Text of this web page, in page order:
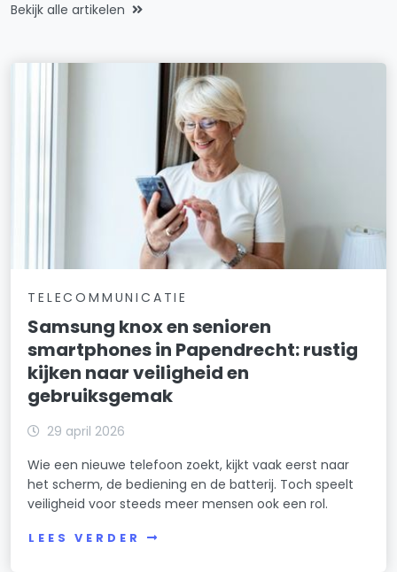
Bekijk alle artikelen
TELECOMMUNICATIE
Samsung knox en senioren
smartphones in Papendrecht: rustig
kijken naar veiligheid en
gebruiksgemak
29 april 2026
Wie een nieuwe telefoon zoekt, kijkt vaak eerst naar
het scherm, de bediening en de batterij. Toch speelt
veiligheid voor steeds meer mensen ook een rol.
LEES VERDER